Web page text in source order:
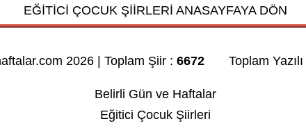
EĞİTİCİ ÇOCUK ŞİİRLERİ ANASAYFAYA DÖN
2026 | Toplam Şiir :6672 Toplam Yazılı
Belirli Gün ve Haftalar
Eğitici Çocuk Şiirleri